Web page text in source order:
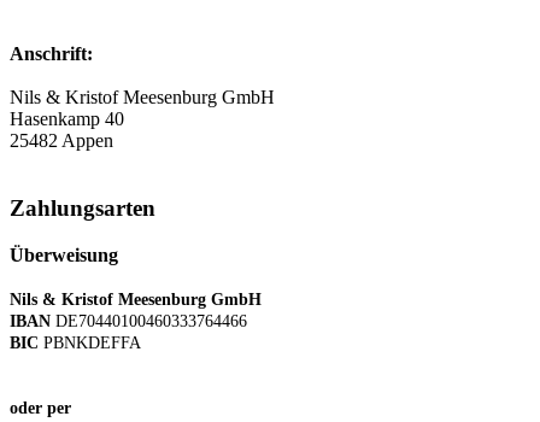
Anschrift:
Nils & Kristof Meesenburg GmbH
Hasenkamp 40
25482 Appen
Zahlungsarten
Überweisung
Nils & Kristof Meesenburg GmbH
IBAN DE70440100460333764466
BIC PBNKDEFFA
oder per